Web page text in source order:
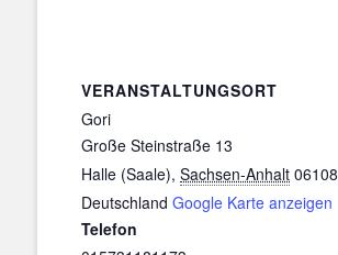
VERANSTALTUNGSORT
Gori
Große Steinstraße 13
Halle (Saale), Sachsen-Anhalt 06108
Deutschland Google Karte anzeigen
Telefon